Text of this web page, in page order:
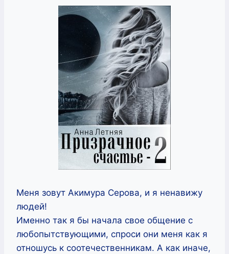
Меня зовут Акимура Серова, и я ненавижу
людей!
Именно так я бы начала свое общение с
любопытствующими, спроси они меня как я
отношусь к соотечественникам. А как иначе,